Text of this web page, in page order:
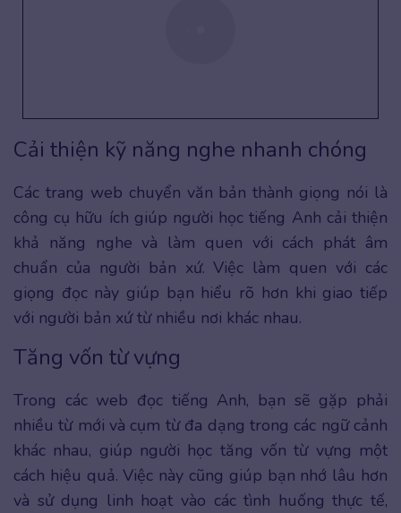
Cải thiện kỹ năng nghe nhanh chóng
Các trang web chuyển văn bản thành giọng nói là
công cụ hữu ích giúp người học tiếng Anh cải thiện
khả năng nghe và làm quen với cách phát âm
chuẩn của người bản xứ. Việc làm quen với các
giọng đọc này giúp bạn hiểu rõ hơn khi giao tiếp
với người bản xứ từ nhiều nơi khác nhau.
Tăng vốn từ vựng
Trong các web đọc tiếng Anh, bạn sẽ gặp phải
nhiều từ mới và cụm từ đa dạng trong các ngữ cảnh
khác nhau, giúp người học tăng vốn từ vựng một
cách hiệu quả. Việc này cũng giúp bạn nhớ lâu hơn
và sử dụng linh hoạt vào các tình huống thực tế,